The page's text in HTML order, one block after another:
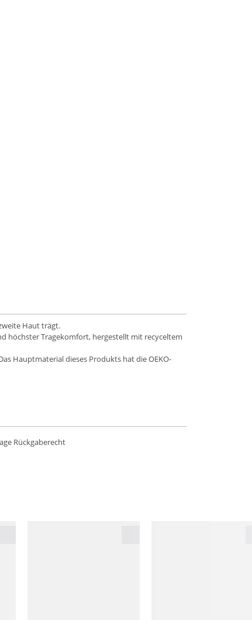
Haut trägt.
höchster Tragekomfort, hergestellt mit recyceltem
Hauptmaterial dieses Produkts hat die OEKO-
Rückgaberecht